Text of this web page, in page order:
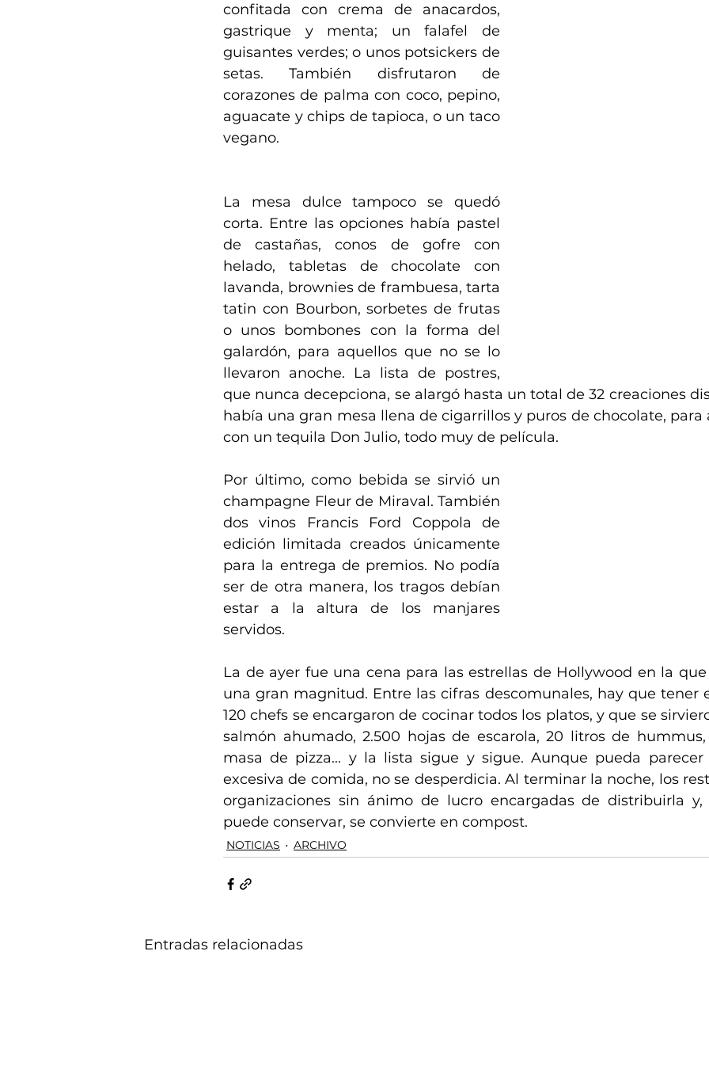
confitada con crema de anacardos,
gastrique y menta; un falafel de
guisantes verdes; o unos potsickers de
setas. También disfrutaron de
corazones de palma con coco, pepino,
aguacate y chips de tapioca, o un taco
vegano.
La mesa dulce tampoco se quedó
corta. Entre las opciones había pastel
de castañas, conos de gofre con
helado, tabletas de chocolate con
lavanda, brownies de frambuesa, tarta
tatin con Bourbon, sorbetes de frutas
o unos bombones con la forma del
galardón, para aquellos que no se lo
llevaron anoche. La lista de postres,
que nunca decepciona, se alargó hasta un total de 32 creaciones
había una gran mesa llena de cigarrillos y puros de chocolate, para
con un tequila Don Julio, todo muy de película.
Por último, como bebida se sirvió un
champagne Fleur de Miraval. También
dos vinos Francis Ford Coppola de
edición limitada creados únicamente
para la entrega de premios. No podía
ser de otra manera, los tragos debían
estar a la altura de los manjares
servidos.
La de ayer fue una cena para las estrellas de Hollywood en la
una gran magnitud. Entre las cifras descomunales, hay que tener
120 chefs se encargaron de cocinar todos los platos, y que se
salmón ahumado, 2.500 hojas de escarola, 20 litros de
masa de pizza... y la lista sigue y sigue. Aunque pueda
excesiva de comida, no se desperdicia. Al terminar la noche, los
organizaciones sin ánimo de lucro encargadas de distribuirla
puede conservar, se convierte en compost.
NOTICIAS ARCHIVO
Entradas relacionadas